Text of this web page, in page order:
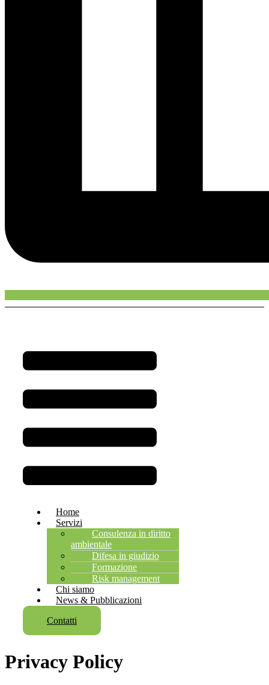
Home
Servizi
Consulenza in diritto
ambientale
Difesa in giudizio
Formazione
Risk management
Chi siamo
News & Pubblicazioni
Contatti
Privacy Policy